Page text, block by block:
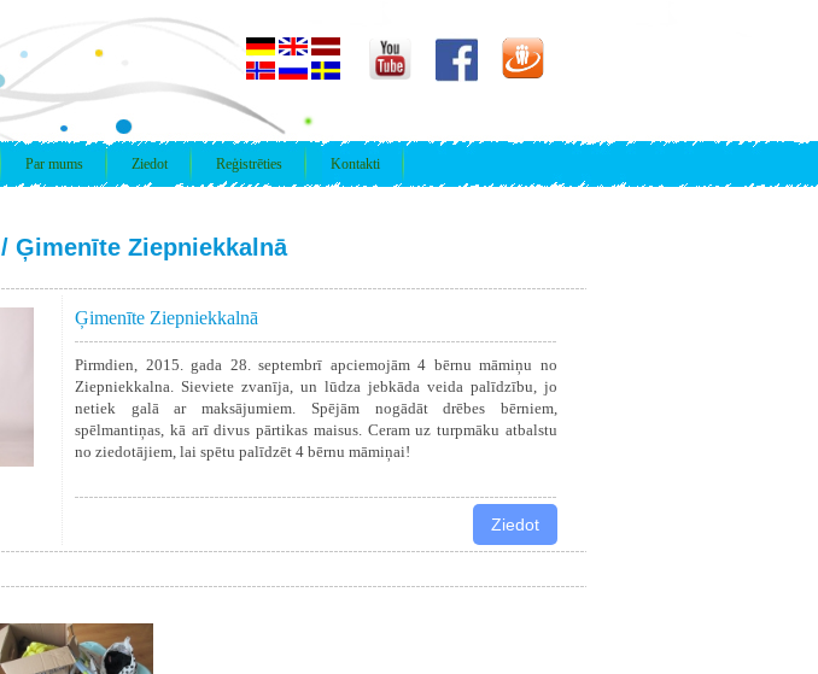
Par mums Ziedot Reģistrēties Kontakti
/ Ģimenīte Ziepniekkalnā
Ģimenīte Ziepniekkalnā
Pirmdien, 2015. gada 28. septembrī apciemojām 4 bērnu māmiņu no
Ziepniekkalna. Sieviete zvanīja, un lūdza jebkāda veida palīdzību, jo
netiek galā ar maksājumiem. Spējām nogādāt drēbes bērniem,
spēlmantiņas, kā arī divus pārtikas maisus. Ceram uz turpmāku atbalstu
no ziedotājiem, lai spētu palīdzēt 4 bērnu māmiņai!